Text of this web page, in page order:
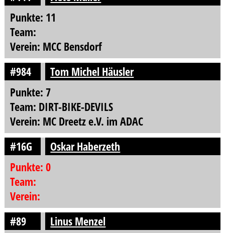
Punkte: 11
Team:
Verein: MCC Bensdorf
#984
Tom Michel Häusler
Punkte: 7
Team: DIRT-BIKE-DEVILS
Verein: MC Dreetz e.V. im ADAC
#16G
Oskar Haberzeth
Punkte: 0
Team:
Verein:
#89
Linus Menzel